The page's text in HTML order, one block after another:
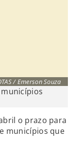
/ Emerson Souza
o prazo para
municípios que